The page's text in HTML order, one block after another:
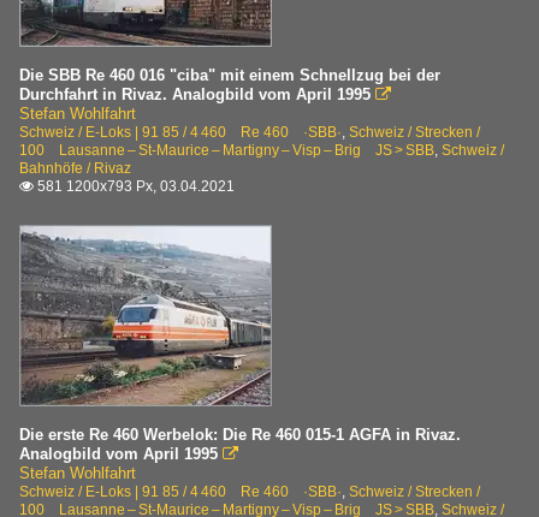
Die SBB Re 460 016 "ciba" mit einem Schnellzug bei der
Durchfahrt in Rivaz. Analogbild vom April 1995 
Stefan Wohlfahrt
Schweiz / E-Loks | 91 85 / 4 460 Re 460 ·SBB·, Schweiz / Strecken /
100 Lausanne – St-Maurice – Martigny – Visp – Brig JS > SBB, Schweiz /
Bahnhöfe / Rivaz
 581 1200x793 Px, 03.04.2021
Die erste Re 460 Werbelok: Die Re 460 015-1 AGFA in Rivaz.
Analogbild vom April 1995 
Stefan Wohlfahrt
Schweiz / E-Loks | 91 85 / 4 460 Re 460 ·SBB·, Schweiz / Strecken /
100 Lausanne – St-Maurice – Martigny – Visp – Brig JS > SBB, Schweiz /